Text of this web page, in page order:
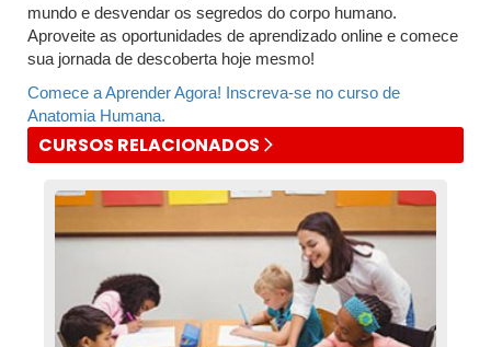
mundo e desvendar os segredos do corpo humano.
Aproveite as oportunidades de aprendizado online e comece
sua jornada de descoberta hoje mesmo!
Comece a Aprender Agora! Inscreva-se no curso de
Anatomia Humana.
CURSOS RELACIONADOS